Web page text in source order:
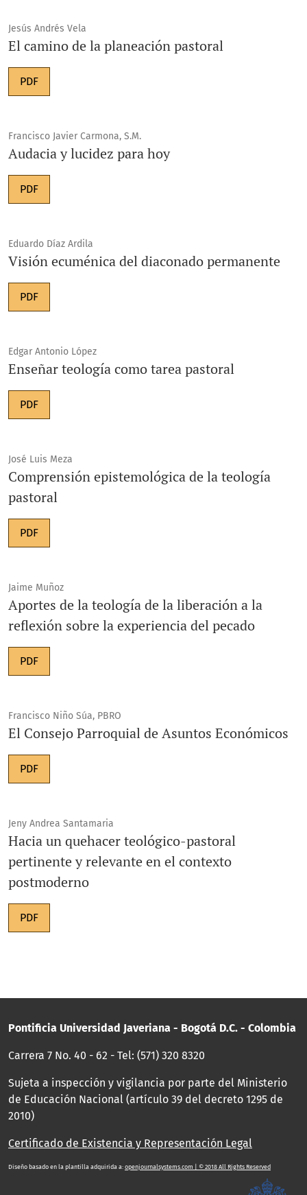
Jesús Andrés Vela
El camino de la planeación pastoral
PDF
Francisco Javier Carmona, S.M.
Audacia y lucidez para hoy
PDF
Eduardo Díaz Ardila
Visión ecuménica del diaconado permanente
PDF
Edgar Antonio López
Enseñar teología como tarea pastoral
PDF
José Luis Meza
Comprensión epistemológica de la teología
pastoral
PDF
Jaime Muñoz
Aportes de la teología de la liberación a la
reflexión sobre la experiencia del pecado
PDF
Francisco Niño Súa, PBRO
El Consejo Parroquial de Asuntos Económicos
PDF
Jeny Andrea Santamaria
Hacia un quehacer teológico-pastoral
pertinente y relevante en el contexto
postmoderno
PDF
Pontificia Universidad Javeriana - Bogotá D.C. - Colombia
Carrera 7 No. 40 - 62 - Tel: (571) 320 8320
Sujeta a inspección y vigilancia por parte del Ministerio
de Educación Nacional (artículo 39 del decreto 1295 de
2010)
Certificado de Existencia y Representación Legal
Diseño basado en la plantilla adquirida a: openjournalsystems.com | © 2018 All Rights Reserved